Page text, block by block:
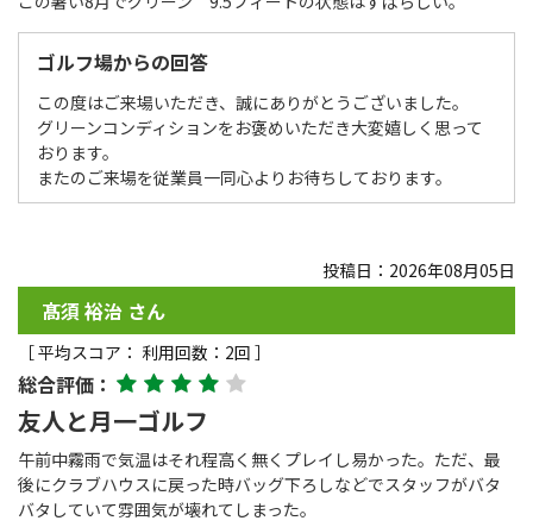
ゴルフ場からの回答
この度はご来場いただき、誠にありがとうございました。
グリーンコンディションをお褒めいただき大変嬉しく思って
おります。
またのご来場を従業員一同心よりお待ちしております。
髙須 裕治 さん
［ 平均スコア： 利用回数：2回 ］
投稿日：2026年08月05日
総合評価：
友人と月一ゴルフ
午前中霧雨で気温はそれ程高く無くプレイし易かった。ただ、最
後にクラブハウスに戻った時バッグ下ろしなどでスタッフがバタ
バタしていて雰囲気が壊れてしまった。